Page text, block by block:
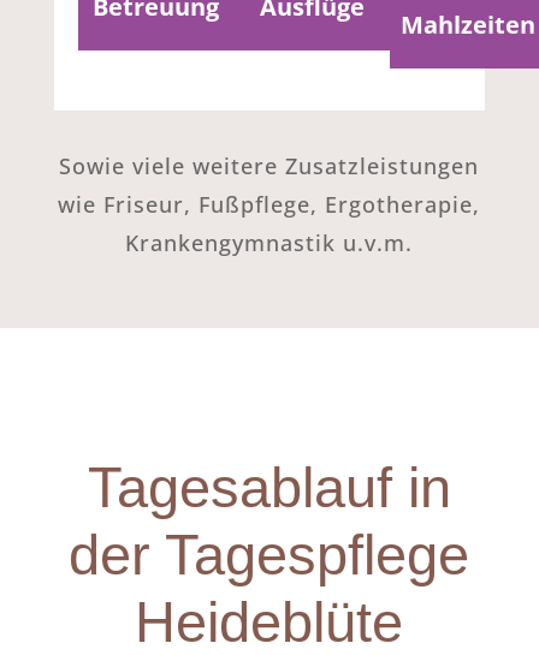
Mahlzeiten
Sowie viele weitere Zusatzleistungen
wie Friseur, Fußpflege, Ergotherapie,
Krankengymnastik u.v.m.
Tagesablauf in
der Tagespflege
Heideblüte